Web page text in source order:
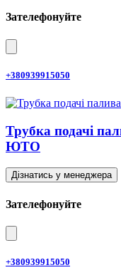
Зателефонуйте
+380939915050
Трубка подачі
ЮТО
Дізнатись у менеджера
Зателефонуйте
+380939915050